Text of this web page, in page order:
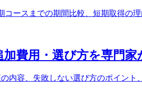
ースまでの期間比較、短期取得の
費用・選び方を専門家
容、失敗しない選び方のポイント